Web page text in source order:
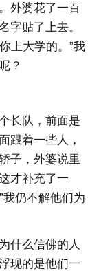
外婆花了一百
字贴了上去。
上大学的。”我
？
长队，前面是
跟着一些人，
子，外婆说里
才补充了一
我仍不解他们为
什么信佛的人
现的是他们一